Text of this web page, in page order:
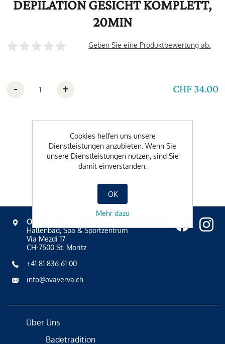
DEPILATION GESICHT KOMPLETT,
20MIN
Geben Sie eine Produktbewertung ab.
CHF 34.00
- +
OVAVERVA
Hallenbad, Spa & Sportzentrum
Via Mezdi 17
CH-7500 St. Moritz
+41 81 836 61 00
info@ovaverva.ch
Über Uns
Badetradition
Cookies helfen uns unsere
Dienstleistungen anzubieten. Wenn Sie
unsere Dienstleistungen nutzen, sind Sie
damit einverstanden.
OK
Mehr dazu